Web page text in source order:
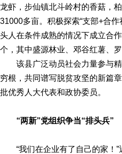
龙虾，步仙镇北斗岭村的香菇，
31000多亩。积极探索“支部+合
头人在条件成熟的情况下成立合
个，其中盛源林业、邓谷红薯、
该县广泛动员社会力量参与
穷根，共同谱写脱贫攻坚的新篇
批优秀人大代表和政协委员。
“两新”党组织争当“排头兵”
“我们在企业有了自己的家！